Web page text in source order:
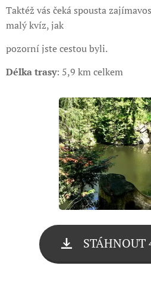
Taktéž vás čeká spousta
malý kvíz, jak
pozorní jste cestou byli.
Délka trasy: 5,9 km celkem